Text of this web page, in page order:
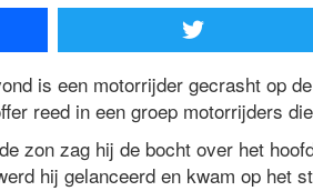
is een motorrijder gecrasht op
reed in een groep motorrijders
zon zag hij de bocht over het
hij gelanceerd en kwam op het